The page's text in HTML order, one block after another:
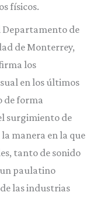
físicos.
Departamento de
de Monterrey,
los
en los últimos
de forma
surgimiento de
manera en la que
tanto de sonido
un paulatino
de las industrias